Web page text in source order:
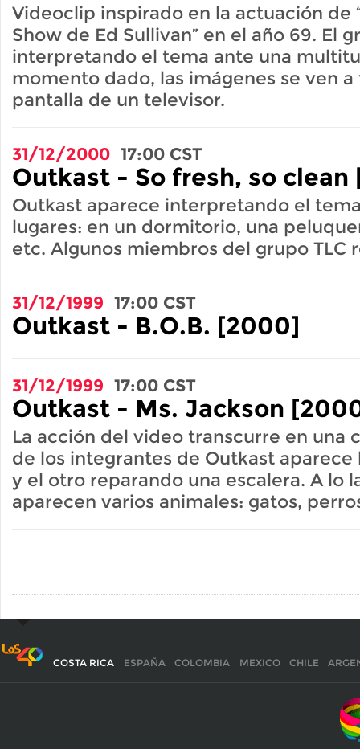
Videoclip inspirado en la actuación de
Show de Ed Sullivan” en el año 69. El
interpretando el tema ante una
momento dado, las imágenes se ven
pantalla de un televisor.
31/12/2000 17:00 CST
Outkast - So fresh, so clean
Outkast aparece interpretando el
lugares: en un dormitorio, una
etc. Algunos miembros del grupo TLC
31/12/1999 17:00 CST
Outkast - B.O.B. [2000]
31/12/1999 17:00 CST
Outkast - Ms. Jackson
La acción del video transcurre en una
de los integrantes de Outkast aparece
y el otro reparando una escalera. A lo
aparecen varios animales: gatos,
COSTA RICA ESPAÑA COLOMBIA MEXICO CHILE